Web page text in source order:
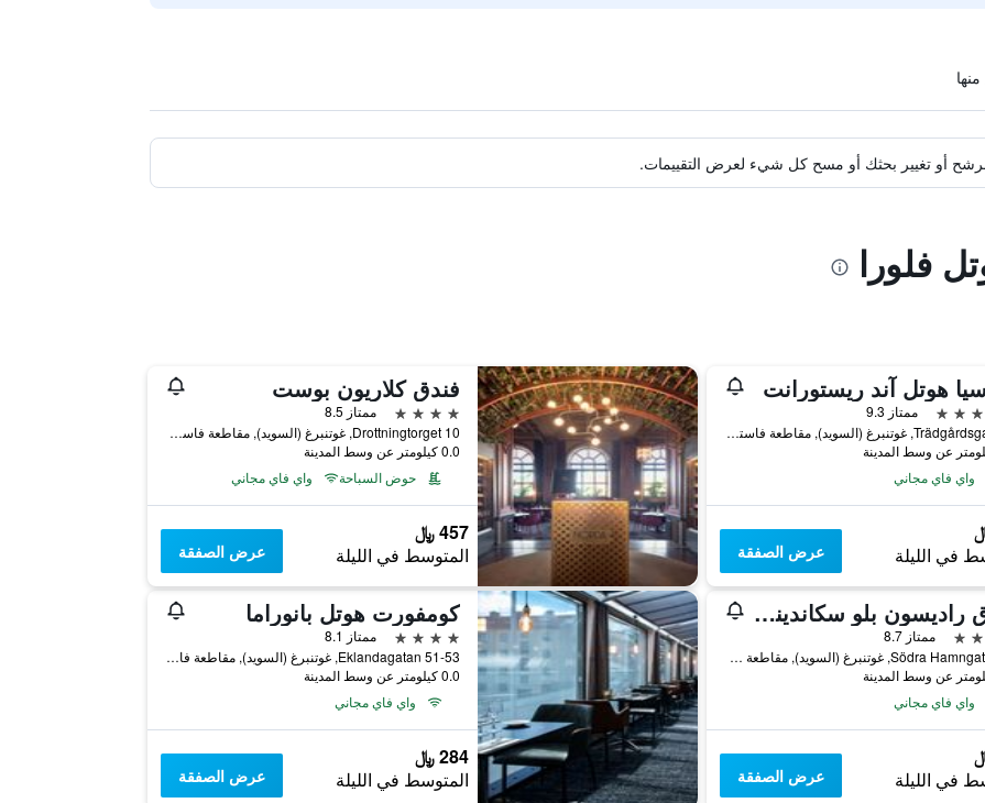
مرشح أو تغيير بحثك أو مسح كل شيء لعرض التقييمات.
فلورا
هوتل آند ريستورانت
ممتاز 9.3
Trädgårdsgatan 6, غوتنبرغ (السويد), مقاطعة فاسترا غوتالاند, السويد
واي فاي مجاني
في الليلة عرض الصفقة
فندق كلاريون بوست
4 نجوم
ممتاز 8.5
Drottningtorget 10, غوتنبرغ (السويد), مقاطعة فاسترا غوتالاند, السويد
0.0 كيلومتر عن وسط المدينة
حوض السباحة
واي فاي مجاني
457 ﷼
المتوسط في الليلة عرض الصفقة
فندق راديسون بلو سكاندينافيا، غوتنبرغ
ممتاز 8.7
Södra Hamngatan 59, غوتنبرغ (السويد), مقاطعة فاسترا غوتالاند, السويد
واي فاي مجاني
في الليلة عرض الصفقة
كومفورت هوتل بانوراما
4 نجوم
ممتاز 8.1
Eklandagatan 51-53, غوتنبرغ (السويد), مقاطعة فاسترا غوتالاند, السويد
0.0 كيلومتر عن وسط المدينة
واي فاي مجاني
284 ﷼
المتوسط في الليلة عرض الصفقة